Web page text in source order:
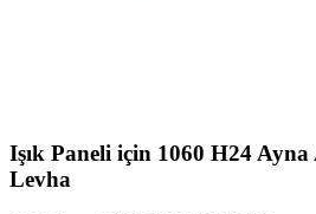
Işık Paneli için 1060 H24 Ayna
Levha